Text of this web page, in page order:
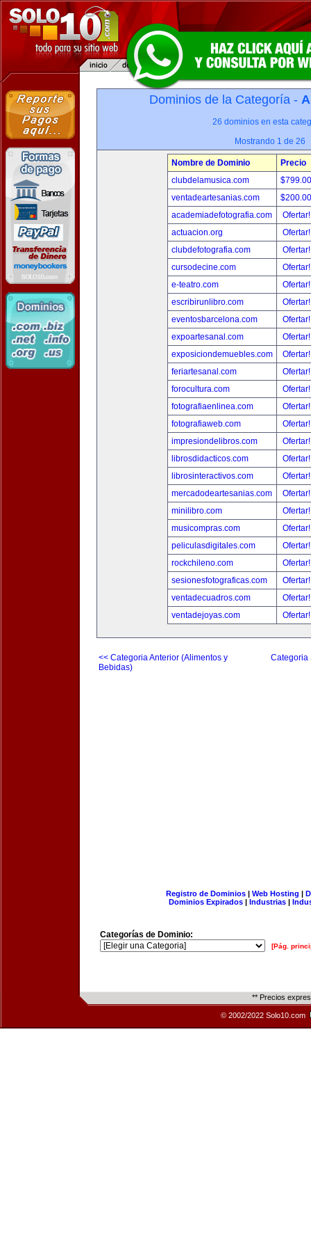
Dominios de la Categoría -
26 dominios en esta
Mostrando 1 de 26
Nombre de Dominio
Precio
clubdelamusica.com
ventadeartesanias.com
academiadefotografia.com
actuacion.org
clubdefotografia.com
cursodecine.com
e-teatro.com
escribirunlibro.com
eventosbarcelona.com
expoartesanal.com
exposiciondemuebles.com
feriartesanal.com
forocultura.com
fotografiaenlinea.com
fotografiaweb.com
impresiondelibros.com
librosdidacticos.com
librosinteractivos.com
mercadodeartesanias.com
minilibro.com
musicompras.com
peliculasdigitales.com
rockchileno.com
sesionesfotograficas.com
ventadecuadros.com
ventadejoyas.com
<< Categoria Anterior (Alimentos y
Bebidas)
Categoria
Registro de Dominios| Web Hosting |
Dominios Expirados | Industrias |
Categorías de Dominio:
[Pág.
** Precios
© 2002/2022 Solo10.com